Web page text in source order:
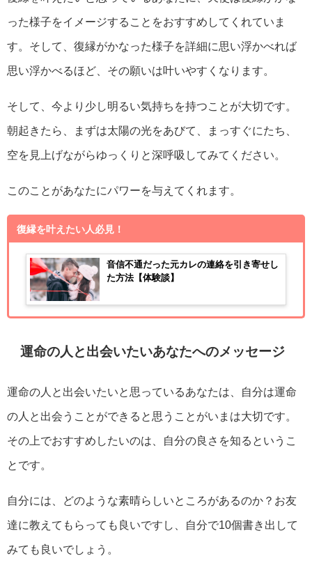
った様子をイメージすることをおすすめしてくれていま
す。そして、復縁がかなった様子を詳細に思い浮かべれば
思い浮かべるほど、その願いは叶いやすくなります。
そして、今より少し明るい気持ちを持つことが大切です。
朝起きたら、まずは太陽の光をあびて、まっすぐにたち、
空を見上げながらゆっくりと深呼吸してみてください。
このことがあなたにパワーを与えてくれます。
復縁を叶えたい人必見！
音信不通だった元カレの連絡を引き寄せし
た方法【体験談】
運命の人と出会いたいあなたへのメッセージ
運命の人と出会いたいと思っているあなたは、自分は運命
の人と出会うことができると思うことがいまは大切です。
その上でおすすめしたいのは、自分の良さを知るというこ
とです。
自分には、どのような素晴らしいところがあるのか？お友
達に教えてもらっても良いですし、自分で10個書き出して
みても良いでしょう。